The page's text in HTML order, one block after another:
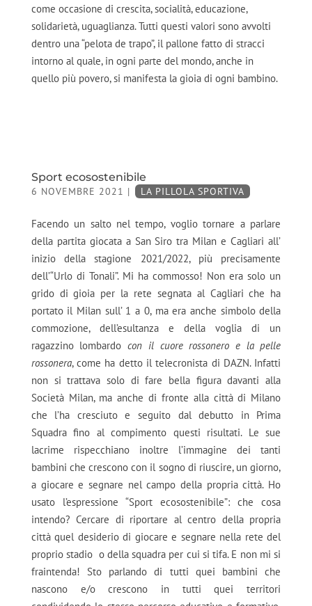
come occasione di crescita, socialità, educazione,
solidarietà, uguaglianza. Tutti questi valori sono avvolti
dentro una “pelota de trapo”, il pallone fatto di stracci
intorno al quale, in ogni parte del mondo, anche in
quello più povero, si manifesta la gioia di ogni bambino.
Sport ecosostenibile
6 NOVEMBRE 2021 | LA PILLOLA SPORTIVA
Facendo un salto nel tempo, voglio tornare a parlare
della partita giocata a San Siro tra Milan e Cagliari all’
inizio della stagione 2021/2022, più precisamente
dell’“Urlo di Tonali”. Mi ha commosso! Non era solo un
grido di gioia per la rete segnata al Cagliari che ha
portato il Milan sull’ 1 a 0, ma era anche simbolo della
commozione, dell’esultanza e della voglia di un
ragazzino lombardocon il cuore rossonero e la pelle
rossonera, come ha detto il telecronista di DAZN. Infatti
non si trattava solo di fare bella figura davanti alla
Società Milan, ma anche di fronte alla città di Milano
che l’ha cresciuto e seguito dal debutto in Prima
Squadra fino al compimento questi risultati. Le sue
lacrime rispecchiano inoltre l’immagine dei tanti
bambini che crescono con il sogno di riuscire, un giorno,
a giocare e segnare nel campo della propria città. Ho
usato l’espressione “Sport ecosostenibile”: che cosa
intendo? Cercare di riportare al centro della propria
città quel desiderio di giocare e segnare nella rete del
proprio stadio o della squadra per cui si tifa. E non mi si
fraintenda! Sto parlando di tutti quei bambini che
nascono e/o crescono in tutti quei territori